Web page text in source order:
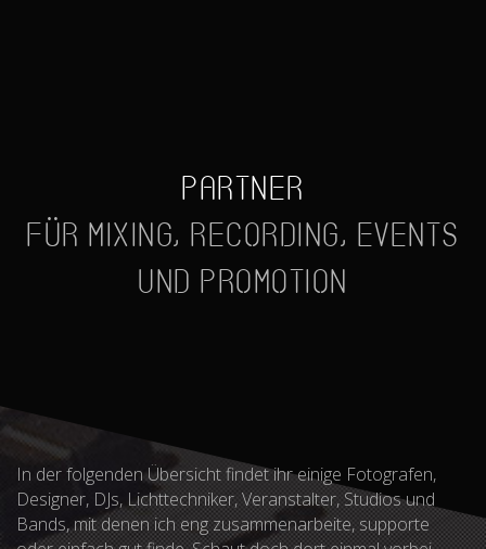
Partner
für Mixing, Recording, Events
und Promotion
In der folgenden Übersicht findet ihr einige Fotografen,
Designer, DJs, Lichttechniker, Veranstalter, Studios und
Bands, mit denen ich eng zusammenarbeite, supporte